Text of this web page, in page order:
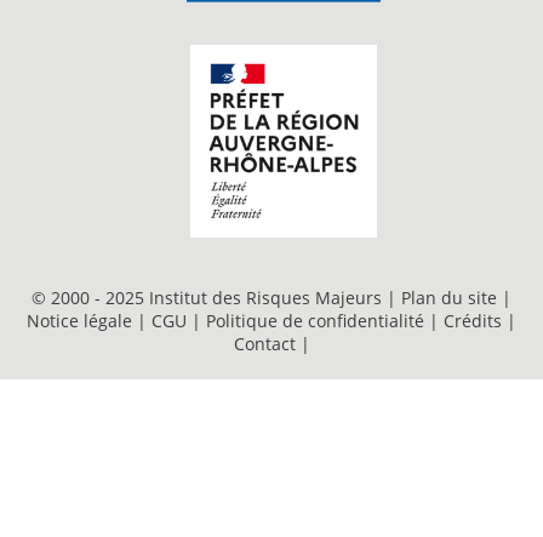
© 2000 - 2025 Institut des Risques Majeurs | Plan du site |
Notice légale | CGU | Politique de confidentialité | Crédits |
Contact |